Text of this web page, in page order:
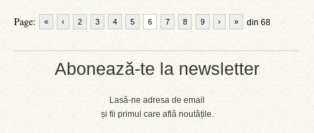
Abonează-te la newsletter
Lasă-ne adresa de email
și fii primul care află noutățile.
Page: « ‹ 2 3 4 5 6 7 8 9 din 68
› »